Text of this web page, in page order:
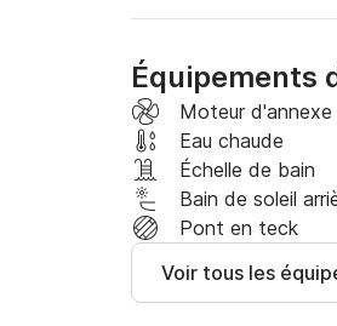
Équipements
Moteur d'annexe
Eau chaude
Échelle de bain
Bain de soleil
Pont en teck
Voir tous les